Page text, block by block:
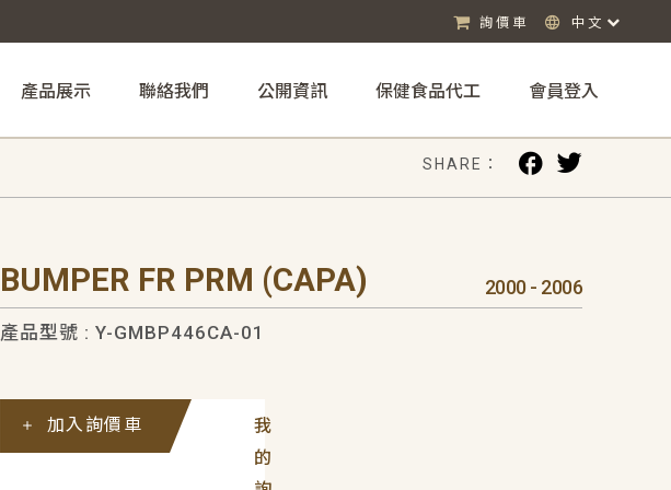
詢價車 中文
產品展示 聯絡我們 公開資訊 保健食品代工 會員登入
SHARE：
BUMPER FR PRM (CAPA) 2000 - 2006
產品型號 : Y-GMBP446CA-01
我
的
加入詢價車